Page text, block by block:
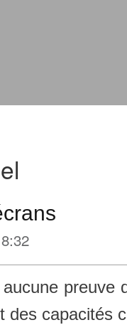
preuve
des capacités